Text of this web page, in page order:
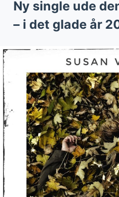
n
Ny single ude
– i det glade år